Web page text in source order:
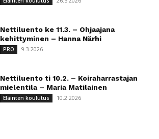
Nettiluento ke 11.3. – Ohjaajana
kehittyminen – Hanna Närhi
PRO 9.3.2026
Nettiluento ti 10.2. – Koiraharrastajan
mielentila – Maria Matilainen
Eläinten koulutus 10.2.2026